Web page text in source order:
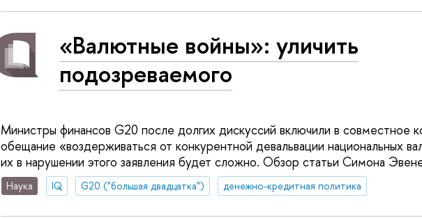
«Валютные войны»: уличить
подозреваемого
Министры финансов G20 после долгих дискуссий включили в совместное
обещание «воздерживаться от конкурентной девальвации национальных
их в нарушении этого заявления будет сложно. Обзор статьи Симона
Наука IQ G20 ("большая двадцатка") денежно-кредитная политика